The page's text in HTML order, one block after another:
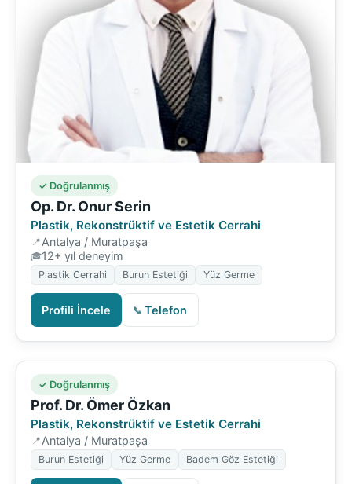
✓ Doğrulanmış
Op. Dr. Onur Serin
Plastik, Rekonstrüktif ve Estetik Cerrahi
Antalya / Muratpaşa
12+ yıl deneyim
Plastik Cerrahi Burun Estetiği Yüz Germe
Profili İncele Telefon
✓ Doğrulanmış
Prof. Dr. Ömer Özkan
Plastik, Rekonstrüktif ve Estetik Cerrahi
Antalya / Muratpaşa
Burun Estetiği Yüz Germe Badem Göz Estetiği